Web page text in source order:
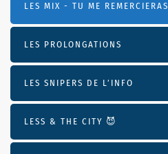
LES MIX - TU ME REMERCIERAS
LES PROLONGATIONS
LES SNIPERS DE L’INFO
LESS & THE CITY 😈